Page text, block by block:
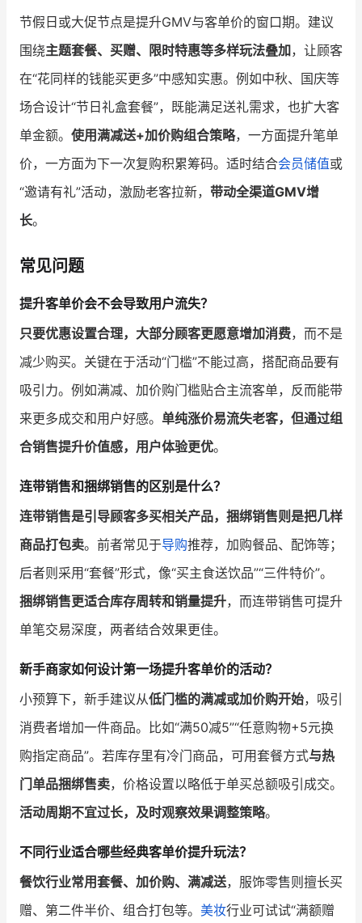
节假日或大促节点是提升GMV与客单价的窗口期。建议
围绕主题套餐、买赠、限时特惠等多样玩法叠加，让顾客
在“花同样的钱能买更多”中感知实惠。例如中秋、国庆等
场合设计“节日礼盒套餐”，既能满足送礼需求，也扩大客
单金额。 使用满减送+加价购组合策略，一方面提升笔单
价，一方面为下一次复购积累筹码。适时结合会员储值或
“邀请有礼”活动，激励老客拉新， 带动全渠道GMV增
长。
常见问题
提升客单价会不会导致用户流失？
只要优惠设置合理，大部分顾客更愿意增加消费，而不是
减少购买。关键在于活动“门槛”不能过高，搭配商品要有
吸引力。例如满减、加价购门槛贴合主流客单，反而能带
来更多成交和用户好感。 单纯涨价易流失老客，但通过组
合销售提升价值感，用户体验更优。
连带销售和捆绑销售的区别是什么？
连带销售是引导顾客多买相关产品，捆绑销售则是把几样
商品打包卖。前者常见于导购推荐，加购餐品、配饰等；
后者则采用“套餐”形式，像“买主食送饮品”“三件特价”。
捆绑销售更适合库存周转和销量提升，而连带销售可提升
单笔交易深度，两者结合效果更佳。
新手商家如何设计第一场提升客单价的活动？
小预算下，新手建议从低门槛的满减或加价购开始，吸引
消费者增加一件商品。比如“满50减5”“任意购物+5元换
购指定商品”。若库存里有冷门商品，可用套餐方式与热
门单品捆绑售卖，价格设置以略低于单买总额吸引成交。
活动周期不宜过长，及时观察效果调整策略。
不同行业适合哪些经典客单价提升玩法？
餐饮行业常用套餐、加价购、满减送，服饰零售则擅长买
赠、第二件半价、组合打包等。 美妆行业可试试“满额赠